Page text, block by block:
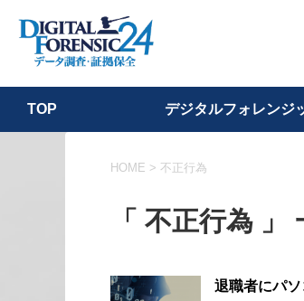
TOP デジタルフォレンジ
HOME > 不正行為
「 不正行為 」
退職者にパ